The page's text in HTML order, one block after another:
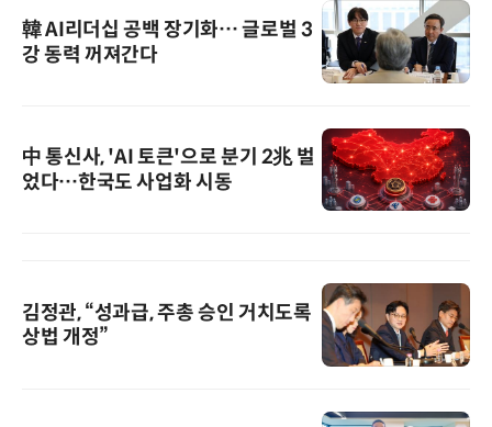
韓 AI리더십 공백 장기화… 글로벌 3
강 동력 꺼져간다
中 통신사, 'AI 토큰'으로 분기 2兆 벌
었다…한국도 사업화 시동
김정관, “성과급, 주총 승인 거치도록
상법 개정”